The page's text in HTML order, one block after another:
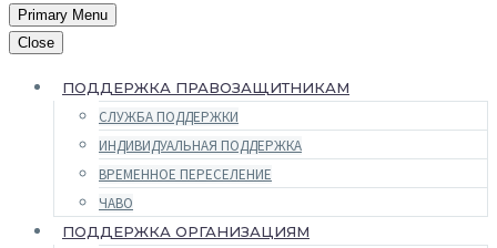
Primary Menu
Close
ПОДДЕРЖКА ПРАВОЗАЩИТНИКАМ
СЛУЖБА ПОДДЕРЖКИ
ИНДИВИДУАЛЬНАЯ ПОДДЕРЖКА
ВРЕМЕННОЕ ПЕРЕСЕЛЕНИЕ
ЧАВО
ПОДДЕРЖКА ОРГАНИЗАЦИЯМ